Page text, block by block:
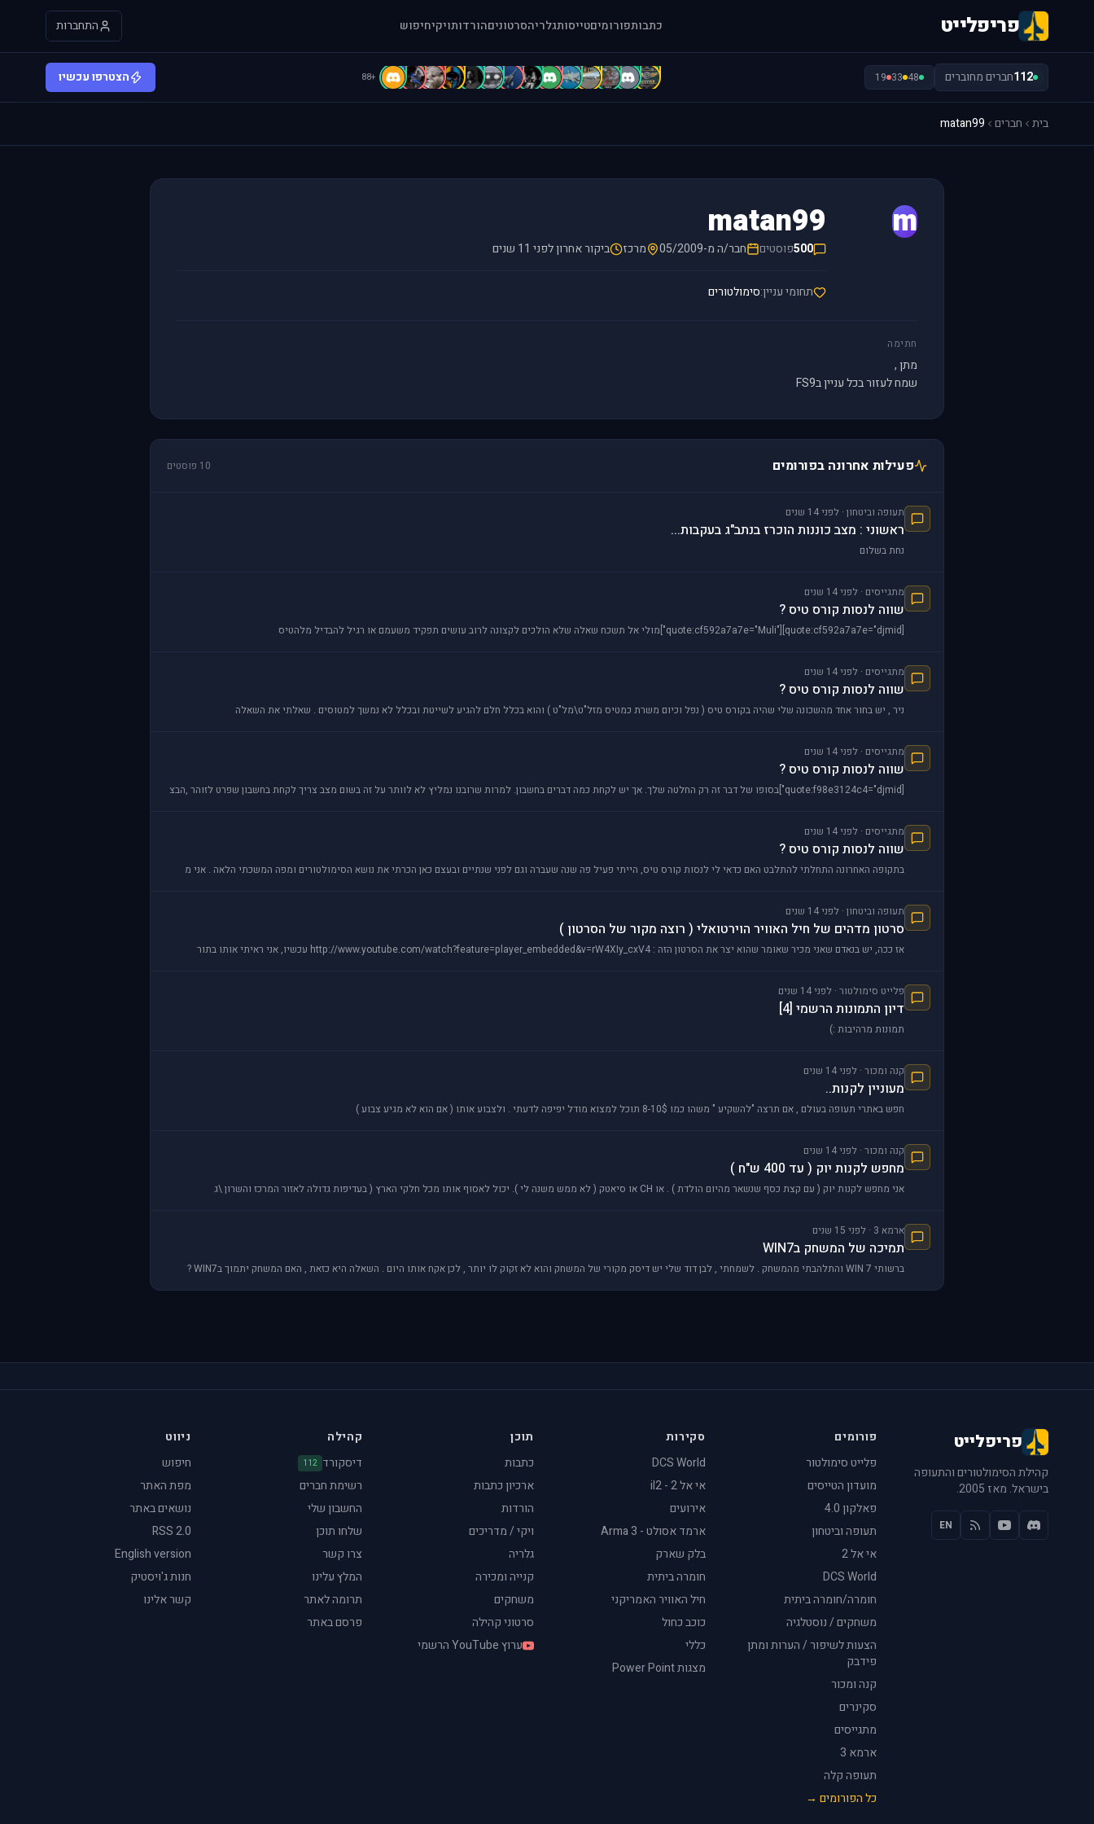
פריפלייט כתבותפורומיםטייסותגלריהסרטוניםהורדותויקיחיפוש התחברות
112חברים מחוברים 48
33
19
"
.
1
[
a
a
A
A
a
A
A
A
A
B
+88 הצטרפו עכשיו
בית חברים matan99
m
matan99
500פוסטים חבר/ה מ-05/2009 מרכז ביקור אחרון לפני 11 שנים
תחומי עניין:סימולטורים
חתימה
מתן ,
שמח לעזור בכל עניין בFS9
פעילות אחרונה בפורומים 10 פוסטים
תעופה וביטחון · לפני 14 שנים
ראשוני : מצב כוננות הוכרז בנתב"ג בעקבות...
נחת בשלום
מתגייסים · לפני 14 שנים
שווה לנסות קורס טיס ?
[quote:cf592a7a7e="Muli"][quote:cf592a7a7e="djmid"]מולי אל תשכח שאלה שלא הולכים לקצונה לרוב עושים תפקיד משעמם או רגיל להבדיל מלהטיס
מתגייסים · לפני 14 שנים
שווה לנסות קורס טיס ?
ניר , יש בחור אחד מהשכונה שלי שהיה בקורס טיס ( נפל וכיום משרת כמטיס מזל"ט\מל"ט ) והוא בכלל חלם להגיע לשייטת ובכלל לא נמשך למטוסים . שאלתי את השאלה
מתגייסים · לפני 14 שנים
שווה לנסות קורס טיס ?
[quote:f98e3124c4="djmid"]בסופו של דבר זה רק החלטה שלך. אך יש לקחת כמה דברים בחשבון. למרות שרובנו נמליץ לא לוותר על זה בשום מצב צריך לקחת בחשבון שפרט לזוהר ,הבצ
מתגייסים · לפני 14 שנים
שווה לנסות קורס טיס ?
בתקופה האחרונה התחלתי להתלבט האם כדאי לי לנסות קורס טיס, הייתי פעיל פה שנה שעברה וגם לפני שנתיים ובעצם כאן הכרתי את נושא הסימולטורים ומפה המשכתי הלאה . אני מ
תעופה וביטחון · לפני 14 שנים
סרטון מדהים של חיל האוויר הוירטואלי ( רוצה מקור של הסרטון )
אז ככה, יש בנאדם שאני מכיר שאומר שהוא יצר את הסרטון הזה : http://www.youtube.com/watch?feature=player_embedded&v=rW4XIy_cxV4 עכשיו, אני ראיתי אותו בתור
פלייט סימולטור · לפני 14 שנים
דיון התמונות הרשמי [4]
תמונות מרהיבות :)
קנה ומכור · לפני 14 שנים
מעוניין לקנות..
חפש באתרי תעופה בעולם , אם תרצה "להשקיע " משהו כמו 8-10$ תוכל למצוא מודל יפיפה לדעתי . ולצבוע אותו ( אם הוא לא מגיע צבוע )
קנה ומכור · לפני 14 שנים
מחפש לקנות יוק ( עד 400 ש"ח )
אני מחפש לקנות יוק ( עם קצת כסף שנשאר מהיום הולדת ) . או CH או סיאטק ( לא ממש משנה לי ). יכול לאסוף אותו מכל חלקי הארץ ( בעדיפות גדולה לאזור המרכז והשרון \ג
ארמא 3 · לפני 15 שנים
תמיכה של המשחק בWIN7
ברשותי WIN 7 והתלהבתי מהמשחק . לשמחתי , לבן דוד שלי יש דיסק מקורי של המשחק והוא לא זקוק לו יותר , לכן אקח אותו היום . השאלה היא כזאת , האם המשחק יתמוך בWIN7 ?
פריפלייט
קהילת הסימולטורים והתעופה
בישראל. מאז 2005.
EN
פורומים
פלייט סימולטור
מועדון הטייסים
פאלקון 4.0
תעופה וביטחון
אי אל 2
DCS World
חומרה/חומרה ביתית
משחקים / נוסטלגיה
הצעות לשיפור / הערות ומתן
פידבק
קנה ומכור
סקינרים
מתגייסים
ארמא 3
תעופה קלה
כל הפורומים →
סקירות
DCS World
אי אל 2 - il2
אירועים
ארמד אסולט - Arma 3
בלק שארק
חומרה ביתית
חיל האוויר האמריקני
כוכב כחול
כללי
מצגות Power Point
תוכן
כתבות
ארכיון כתבות
הורדות
ויקי / מדריכים
גלריה
קנייה ומכירה
משחקים
סרטוני קהילה
ערוץ YouTube הרשמי
קהילה
דיסקורד 112
רשימת חברים
החשבון שלי
שלחו תוכן
צרו קשר
המלץ עלינו
תרומה לאתר
פרסם באתר
ניווט
חיפוש
מפת האתר
נושאים באתר
RSS 2.0
English version
חנות ג'ויסטיק
קשר אלינו